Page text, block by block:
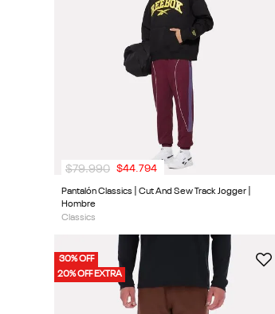
Pantalón Classics | Cut And Sew Track Jogger |
Hombre
Classics
$79.990 $44.794
30% OFF
20% OFF EXTRA
10
. nano x